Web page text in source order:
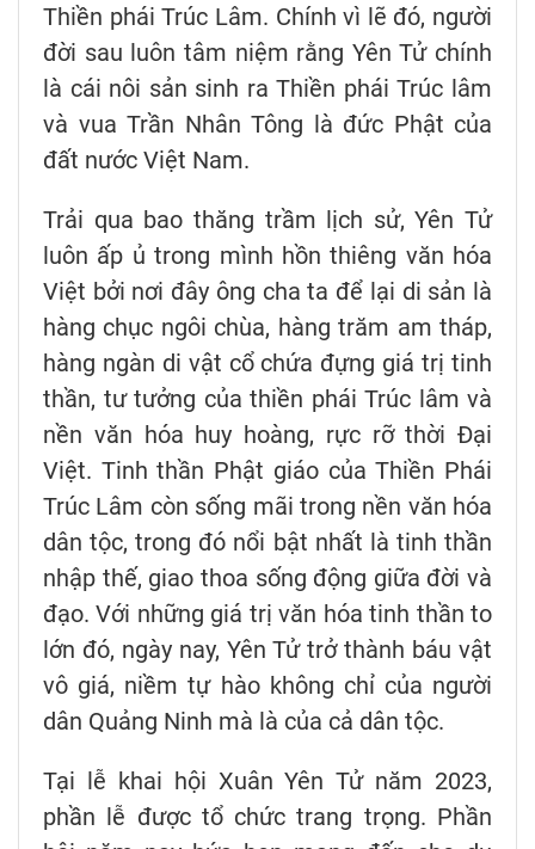
Thiền phái Trúc Lâm. Chính vì lẽ đó, người
đời sau luôn tâm niệm rằng Yên Tử chính
là cái nôi sản sinh ra Thiền phái Trúc lâm
và vua Trần Nhân Tông là đức Phật của
đất nước Việt Nam.
Trải qua bao thăng trầm lịch sử, Yên Tử
luôn ấp ủ trong mình hồn thiêng văn hóa
Việt bởi nơi đây ông cha ta để lại di sản là
hàng chục ngôi chùa, hàng trăm am tháp,
hàng ngàn di vật cổ chứa đựng giá trị tinh
thần, tư tưởng của thiền phái Trúc lâm và
nền văn hóa huy hoàng, rực rỡ thời Đại
Việt. Tinh thần Phật giáo của Thiền Phái
Trúc Lâm còn sống mãi trong nền văn hóa
dân tộc, trong đó nổi bật nhất là tinh thần
nhập thế, giao thoa sống động giữa đời và
đạo. Với những giá trị văn hóa tinh thần to
lớn đó, ngày nay, Yên Tử trở thành báu vật
vô giá, niềm tự hào không chỉ của người
dân Quảng Ninh mà là của cả dân tộc.
Tại lễ khai hội Xuân Yên Tử năm 2023,
phần lễ được tổ chức trang trọng. Phần